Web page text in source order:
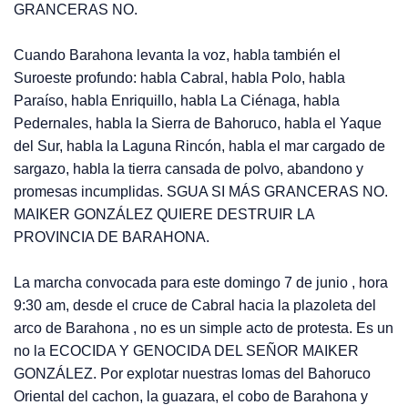
GRANCERAS NO.
Cuando Barahona levanta la voz, habla también el
Suroeste profundo: habla Cabral, habla Polo, habla
Paraíso, habla Enriquillo, habla La Ciénaga, habla
Pedernales, habla la Sierra de Bahoruco, habla el Yaque
del Sur, habla la Laguna Rincón, habla el mar cargado de
sargazo, habla la tierra cansada de polvo, abandono y
promesas incumplidas. SGUA SI MÁS GRANCERAS NO.
MAIKER GONZÁLEZ QUIERE DESTRUIR LA
PROVINCIA DE BARAHONA.
La marcha convocada para este domingo 7 de junio , hora
9:30 am, desde el cruce de Cabral hacia la plazoleta del
arco de Barahona , no es un simple acto de protesta. Es un
no la ECOCIDA Y GENOCIDA DEL SEÑOR MAIKER
GONZÁLEZ. Por explotar nuestras lomas del Bahoruco
Oriental del cachon, la guazara, el cobo de Barahona y